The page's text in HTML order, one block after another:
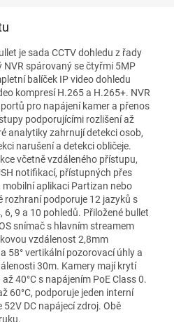
je sada CCTV dohledu z řady
spárovaný se čtyřmi 5MP
balíček IP video dohledu
kompresí H.265 a H.265+. NVR
pro napájení kamer a přenos
podporujícími rozlišení až
analytiky zahrnují detekci osob,
narušení a detekci obličeje.
včetně vzdáleného přístupu,
notifikací, přístupných přes
aplikaci Partizan nebo
rozhraní podporuje 12 jazyků s
6, 9 a 10 pohledů. Přiložené bullet
snímač s hlavním streamem
vzdálenost 2,8mm
58° vertikální pozorovací úhly a
30m. Kamery mají krytí
40°C s napájením PoE Class 0.
60°C, podporuje jeden interní
52V DC napájecí zdroj. Obě